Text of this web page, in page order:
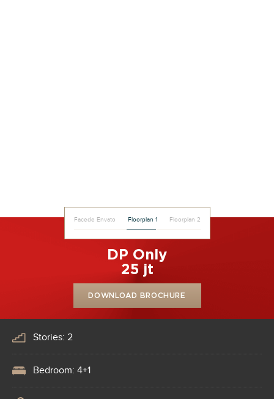
Facede Envato Floorplan 1 Floorplan 2
DP Only
25 jt
DOWNLOAD BROCHURE
Stories: 2
Bedroom: 4+1